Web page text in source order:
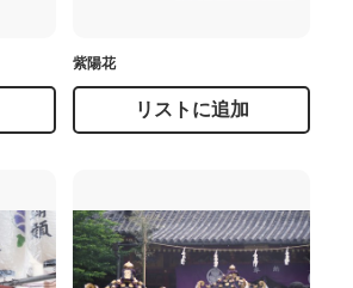
紫陽花
リストに追加